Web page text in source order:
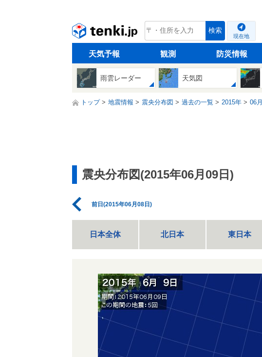
tenki.jp 検索
現在地
天気予報 観測 防災情報
雨雲レーダー 天気図
トップ 地震情報 震央分布図 過去の一覧 2015年 06月
震央分布図(2015年06月09日)
前日(2015年06月08日)
日本全体 北日本 東日本